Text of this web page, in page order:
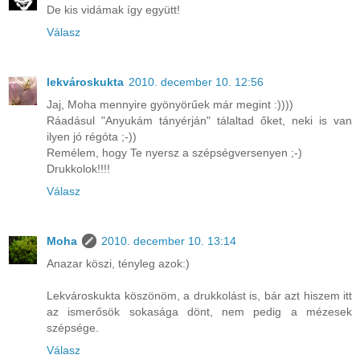
De kis vidámak így együtt!
Válasz
lekvároskukta 2010. december 10. 12:56
Jaj, Moha mennyire gyönyörűek már megint :))))
Ráadásul "Anyukám tányérján" tálaltad őket, neki is van
ilyen jó régóta ;-))
Remélem, hogy Te nyersz a szépségversenyen ;-)
Drukkolok!!!!
Válasz
Moha
2010. december 10. 13:14
Anazar köszi, tényleg azok:)
Lekvároskukta köszönöm, a drukkolást is, bár azt hiszem itt
az ismerősök sokasága dönt, nem pedig a mézesek
szépsége.
Válasz